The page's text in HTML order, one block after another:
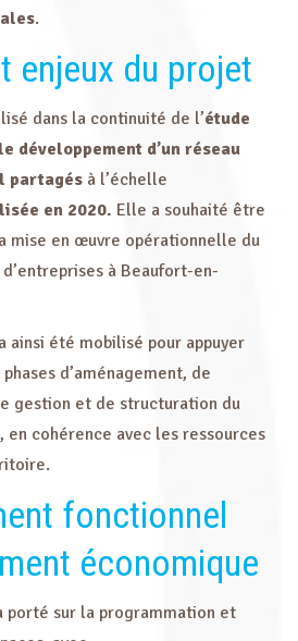
.
enjeux du projet
dans la continuité de l’étude
développement d’un réseau
partagés à l’échelle
en 2020. Elle a souhaité être
mise en œuvre opérationnelle du
à Beaufort-en-
ainsi été mobilisé pour appuyer
d’aménagement, de
gestion et de structuration du
cohérence avec les ressources
fonctionnel
économique
porté sur la programmation et